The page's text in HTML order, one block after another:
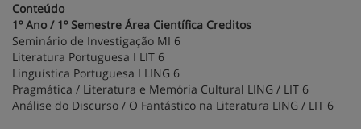
Conteúdo
1º Ano / 1º Semestre Área Científica Creditos
Seminário de Investigação MI 6
Literatura Portuguesa I LIT 6
Linguística Portuguesa I LING 6
Pragmática / Literatura e Memória Cultural LING / LIT 6
Análise do Discurso / O Fantástico na Literatura LING / LIT 6